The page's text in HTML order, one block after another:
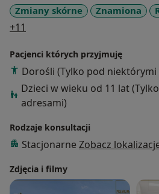
Zmiany skórne Znamiona
+11
Pacjenci których przyjmuję
Dorośli (Tylko pod niektórymi
Dzieci w wieku od 11 lat
adresami)
Rodzaje konsultacji
Stacjonarne Zobacz
Zdjęcia i filmy